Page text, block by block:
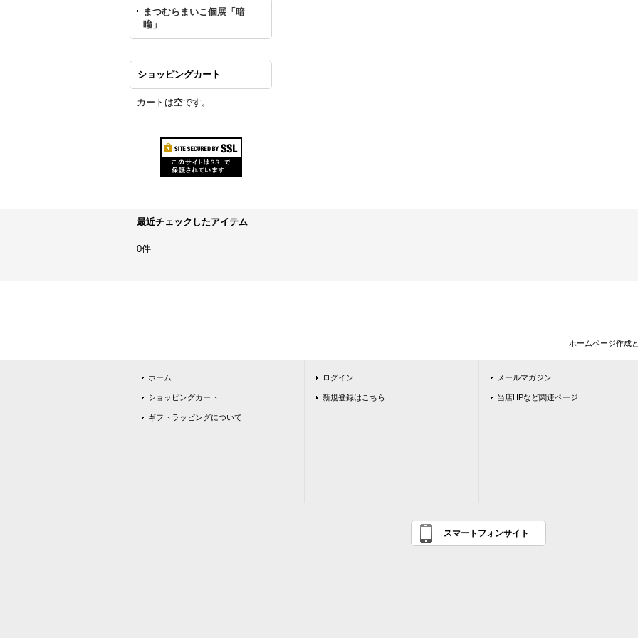
まつむらまいこ個展「暗
喩」
ショッピングカート
カートは空です。
最近チェックしたアイテム
0件
ホームページ作成
ホーム
ショッピングカート
ギフトラッピングについて
ログイン
新規登録はこちら
メールマガジン
当店HPなど関連ページ
スマートフォンサイト